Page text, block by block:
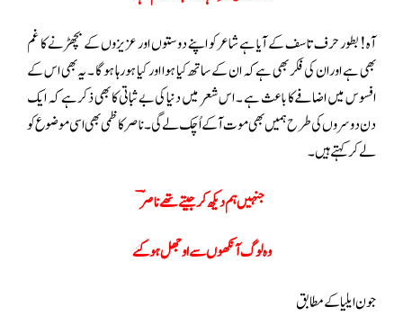
آہ! بطور حرف تاسف کے آیا ہے شاعر کو اپنے دوستوں اور عزیزوں کے بچھڑنے کا غم
بھی ہے اور ان کی فکر بھی ہے کہ ان کے ساتھ کیا ہوا اور کیا ہو رہا ہو گا ۔ یہ بھی اس کے
افسوس میں اضافے کا باعث ہے ۔ اس شعر میں دنیا کی بے ثباتی کا بھی ذکر ہے کہ ایک
دن دوسروں کی طرح ہمیں بھی موت آکے اُچک لے گی ۔ ناصر کاظمی بھی اسی موضوع کو
لے کر کہتے ہیں۔
جنہیں ہم دیکھ کر جیتے تھے ناصرؔ
وہ لوگ آنکھوں سے اوجھل ہو گئے
جون ایلیا کے مطابق